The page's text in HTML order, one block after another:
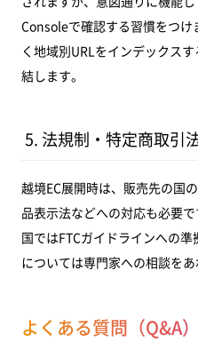
Consoleで確認する習慣をつ
く地域別URLをインデックス
結します。
5. 法規制・特定商取引
越境EC展開時は、販売先の国
品表示法などへの対応も必要
国ではFTCガイドラインへの
については専門家への相談をあ
よくある質問（Q&A）